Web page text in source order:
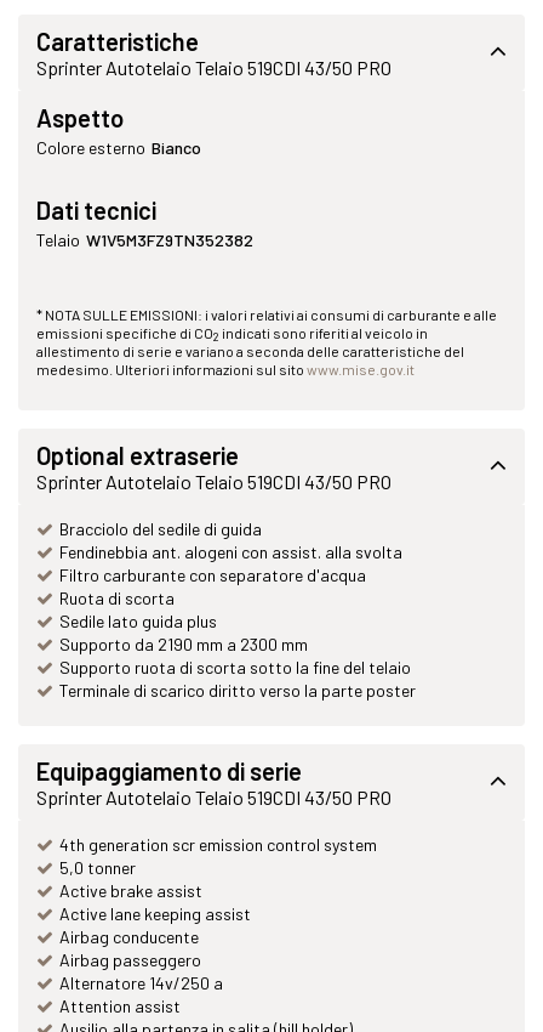
Caratteristiche
Sprinter Autotelaio Telaio 519CDI 43/50 PRO
Aspetto
Colore esterno Bianco
Dati tecnici
Telaio W1V5M3FZ9TN352382
* NOTA SULLE EMISSIONI: i valori relativi ai consumi di carburante e alle
emissioni specifiche di CO2 indicati sono riferiti al veicolo in
allestimento di serie e variano a seconda delle caratteristiche del
medesimo. Ulteriori informazioni sul sito www.mise.gov.it
Optional extraserie
Sprinter Autotelaio Telaio 519CDI 43/50 PRO
Bracciolo del sedile di guida
Fendinebbia ant. alogeni con assist. alla svolta
Filtro carburante con separatore d'acqua
Ruota di scorta
Sedile lato guida plus
Supporto da 2190 mm a 2300 mm
Supporto ruota di scorta sotto la fine del telaio
Terminale di scarico diritto verso la parte poster
Equipaggiamento di serie
Sprinter Autotelaio Telaio 519CDI 43/50 PRO
4th generation scr emission control system
5,0 tonner
Active brake assist
Active lane keeping assist
Airbag conducente
Airbag passeggero
Alternatore 14v/250 a
Attention assist